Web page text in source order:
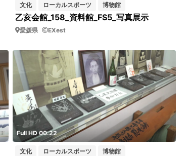
文化 ローカルスポーツ 博物館
乙亥会館_158_資料館_FS5_写真展示
愛媛県 EXest
Full HD 00:22
文化 ローカルスポーツ 博物館